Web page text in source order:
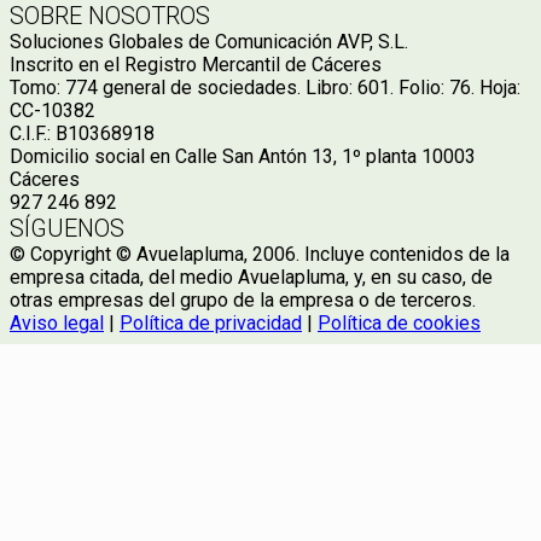
SOBRE NOSOTROS
Soluciones Globales de Comunicación AVP, S.L.
Inscrito en el Registro Mercantil de Cáceres
Tomo: 774 general de sociedades. Libro: 601. Folio: 76. Hoja:
CC-10382
C.I.F.: B10368918
Domicilio social en Calle San Antón 13, 1º planta 10003
Cáceres
927 246 892
SÍGUENOS
© Copyright © Avuelapluma, 2006. Incluye contenidos de la
empresa citada, del medio Avuelapluma, y, en su caso, de
otras empresas del grupo de la empresa o de terceros.
Aviso legal
Política de privacidad Política de cookies